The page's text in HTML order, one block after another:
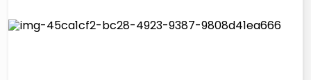
italia independent occhiali sole 0703 thin rotondo sun